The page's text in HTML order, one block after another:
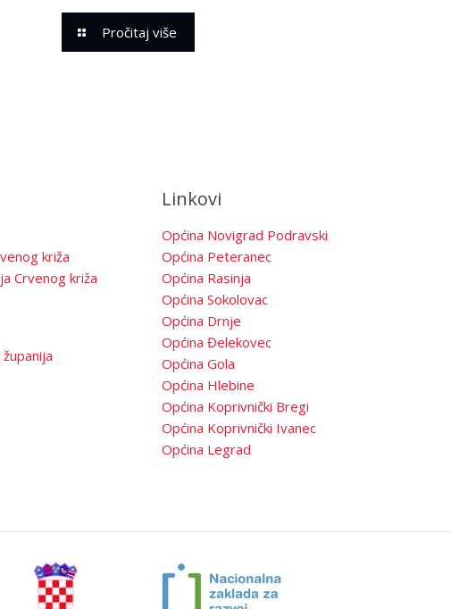
Pročitaj više
križa
Crvenog križa
Linkovi
Općina Novigrad Podravski
Općina Peteranec
Općina Rasinja
Općina Sokolovac
Općina Drnje
Općina Đelekovec
Općina Gola
Općina Hlebine
Općina Koprivnički Bregi
Općina Koprivnički Ivanec
Općina Legrad